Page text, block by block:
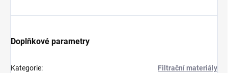
Doplňkové parametry
Kategorie: Filtrační materiály